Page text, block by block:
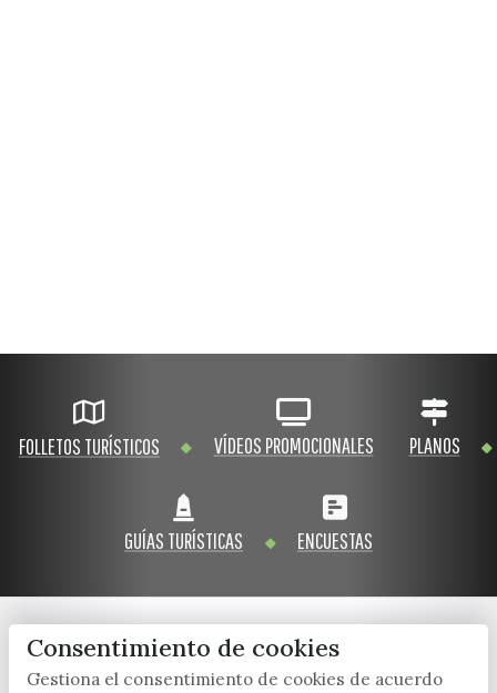
FOLLETOS TURÍSTICOS VÍDEOS PROMOCIONALES PLANOS
GUÍAS TURÍSTICAS ENCUESTAS
x / twitter facebook youtube instagram
Consentimiento de cookies
Gestiona el consentimiento de cookies de acuerdo